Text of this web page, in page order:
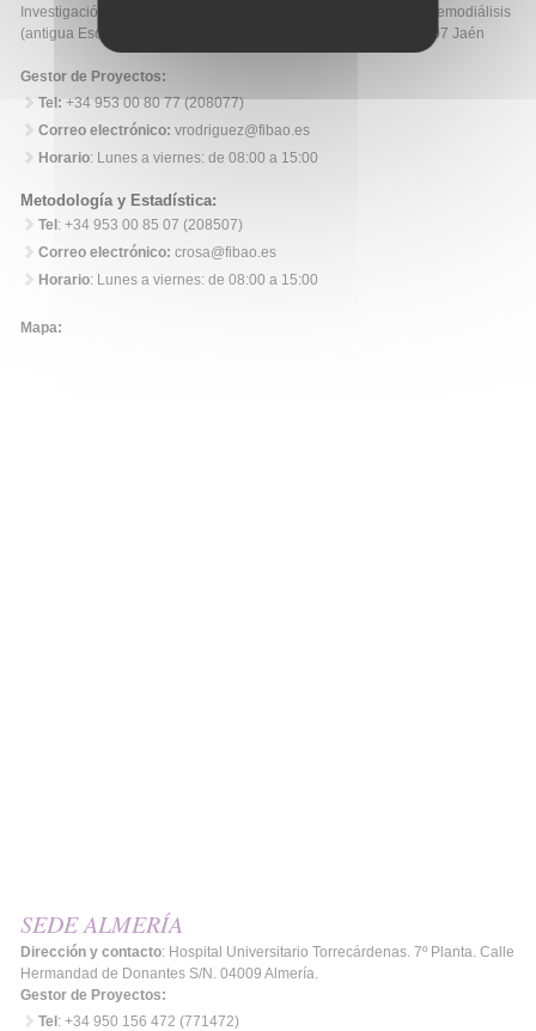
Investigación. Segunda planta del edificio de Administración y Hemodiálisis
(antigua Escuela de Enfermeras), Avd. Ejército Español, 10 23007 Jaén
Gestor de Proyectos:
Tel: +34 953 00 80 77 (208077)
Correo electrónico: vrodriguez@fibao.es
Horario: Lunes a viernes: de 08:00 a 15:00
Metodología y Estadística:
Tel : +34 953 00 85 07 (208507)
Correo electrónico: crosa@fibao.es
Horario: Lunes a viernes: de 08:00 a 15:00
Mapa:
SEDE ALMERÍA
Dirección y contacto: Hospital Universitario Torrecárdenas. 7º Planta. Calle
Hermandad de Donantes S/N. 04009 Almería.
Gestor de Proyectos:
Tel : +34 950 156 472 (771472)